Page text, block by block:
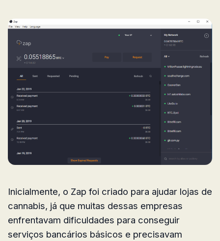
Inicialmente, o Zap foi criado para ajudar lojas de
cannabis, já que muitas dessas empresas
enfrentavam dificuldades para conseguir
serviços bancários básicos e precisavam